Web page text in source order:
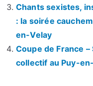
Chants sexistes,
: la soirée
en-Velay
Coupe de France
collectif au Puy-